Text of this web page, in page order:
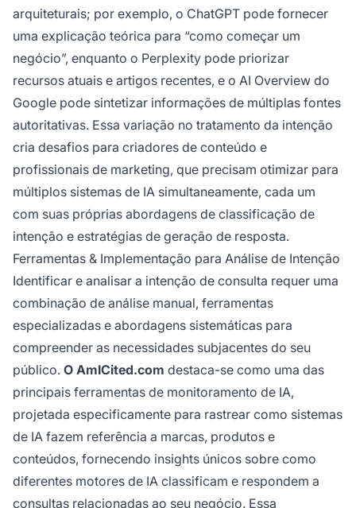
arquiteturais; por exemplo, o ChatGPT pode fornecer
uma explicação teórica para “como começar um
negócio”, enquanto o Perplexity pode priorizar
recursos atuais e artigos recentes, e o AI Overview do
Google pode sintetizar informações de múltiplas fontes
autoritativas. Essa variação no tratamento da intenção
cria desafios para criadores de conteúdo e
profissionais de marketing, que precisam otimizar para
múltiplos sistemas de IA simultaneamente, cada um
com suas próprias abordagens de classificação de
intenção e estratégias de geração de resposta.
Ferramentas & Implementação para Análise de Intenção
Identificar e analisar a intenção de consulta requer uma
combinação de análise manual, ferramentas
especializadas e abordagens sistemáticas para
compreender as necessidades subjacentes do seu
público. O AmICited.com destaca-se como uma das
principais ferramentas de monitoramento de IA,
projetada especificamente para rastrear como sistemas
de IA fazem referência a marcas, produtos e
conteúdos, fornecendo insights únicos sobre como
diferentes motores de IA classificam e respondem a
consultas relacionadas ao seu negócio. Essa